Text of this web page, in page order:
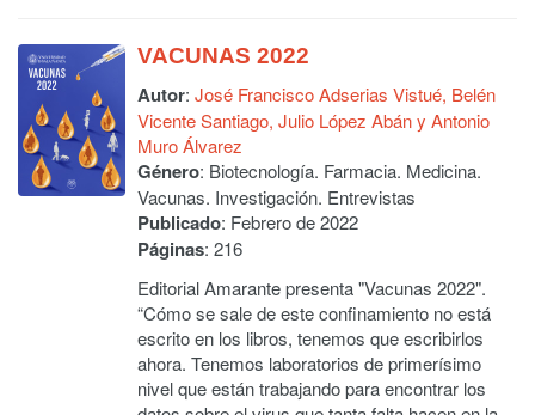
VACUNAS 2022
Autor: José Francisco Adserias Vistué, Belén
Vicente Santiago, Julio López Abán y Antonio
Muro Álvarez
Género: Biotecnología. Farmacia. Medicina.
Vacunas. Investigación. Entrevistas
Publicado: Febrero de 2022
Páginas: 216
Editorial Amarante presenta "Vacunas 2022".
“Cómo se sale de este confinamiento no está
escrito en los libros, tenemos que escribirlos
ahora. Tenemos laboratorios de primerísimo
nivel que están trabajando para encontrar los